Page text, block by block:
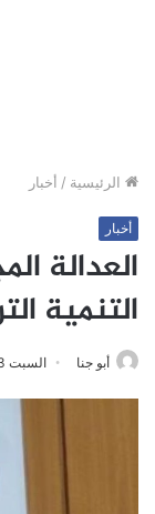
الرئيسية / أخبار
أخبار
العدالة
التنمية
أبو جنا السبت 13 سبتمبر 2025